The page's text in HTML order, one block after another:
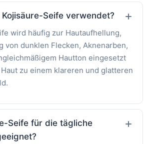
Seife verwendet?
wird häufig zur Hautaufhellung,
von dunklen Flecken, Aknenarben,
Hautton eingesetzt
zu einem klareren und glatteren
Seife für die tägliche